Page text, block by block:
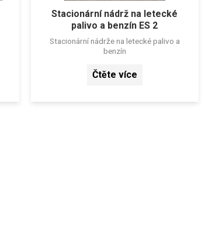
Stacionární nádrž na letecké
palivo a benzín ES 2
Stacionární nádrže na letecké palivo a
benzín
Čtěte více